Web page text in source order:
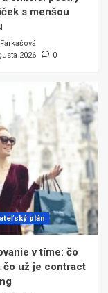
s menšou
2026
0
plán
v tíme: čo
čo už je contract